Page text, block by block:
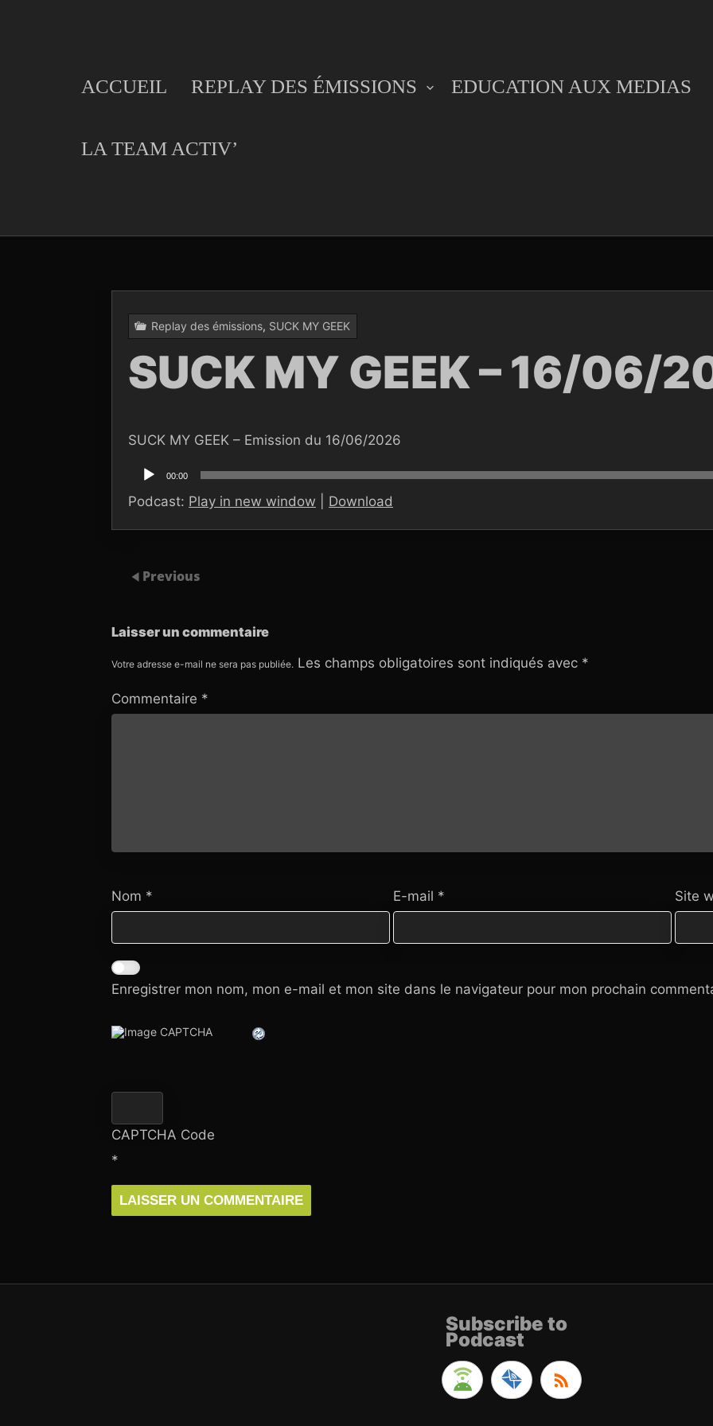
ACCUEIL REPLAY DES ÉMISSIONS EDUCATION AUX MEDIAS
LA TEAM ACTIV’
Replay des émissions, SUCK MY GEEK
SUCK MY GEEK – 16/06/
SUCK MY GEEK – Emission du 16/06/2026
audio
00:00
Podcast: Play in new window Download
Previous
Laisser un commentaire
Votre adresse e-mail ne sera pas publiée. Les champs obligatoires sont indiqués avec *
Commentaire *
Nom * E-mail * Site
Enregistrer mon nom, mon e-mail et mon site dans le navigateur pour mon prochain
CAPTCHA Code
*
Subscribe to
Podcast